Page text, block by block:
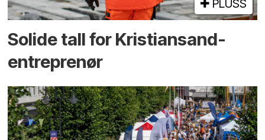
PLUSS
Solide tall for Kristiansand-
entreprenør